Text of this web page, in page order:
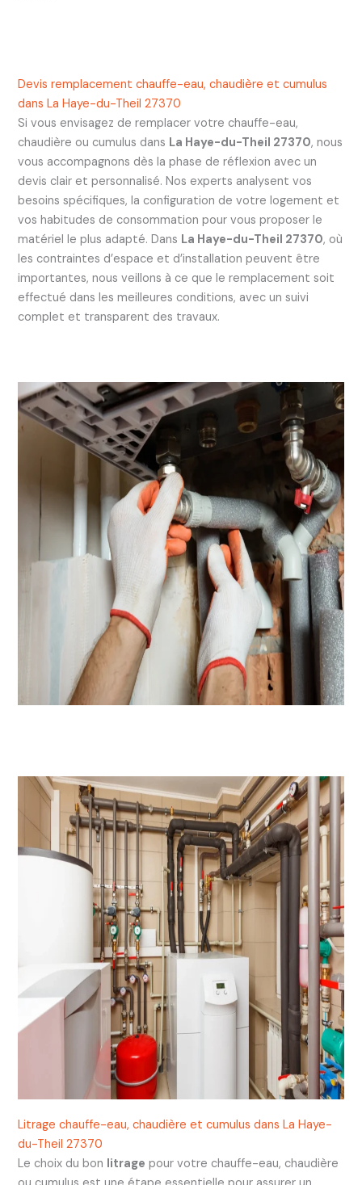
Devis remplacement chauffe-eau, chaudière et cumulus
dans La Haye-du-Theil 27370
Si vous envisagez de remplacer votre chauffe-eau,
chaudière ou cumulus dans La Haye-du-Theil 27370, nous
vous accompagnons dès la phase de réflexion avec un
devis clair et personnalisé. Nos experts analysent vos
besoins spécifiques, la configuration de votre logement et
vos habitudes de consommation pour vous proposer le
matériel le plus adapté. Dans La Haye-du-Theil 27370, où
les contraintes d’espace et d’installation peuvent être
importantes, nous veillons à ce que le remplacement soit
effectué dans les meilleures conditions, avec un suivi
complet et transparent des travaux.
Litrage chauffe-eau, chaudière et cumulus dans La Haye-
du-Theil 27370
Le choix du bon litrage pour votre chauffe-eau, chaudière